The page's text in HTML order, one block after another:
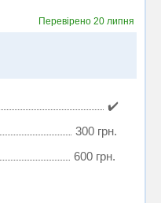
Перевірено 20 липня
✔️
300 грн.
600 грн.